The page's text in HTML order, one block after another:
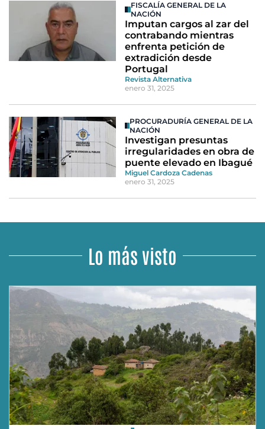
FISCALÍA GENERAL DE LA
NACIÓN
Imputan cargos al zar del
contrabando mientras
enfrenta petición de
extradición desde
Portugal
Revista Alternativa
enero 31, 2025
PROCURADURÍA GENERAL DE LA
NACIÓN
Investigan presuntas
irregularidades en obra de
puente elevado en Ibagué
Miguel Cardoza Cadenas
enero 31, 2025
Lo más visto